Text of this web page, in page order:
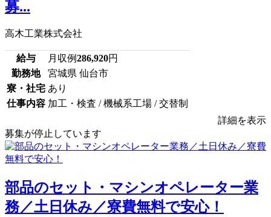
募...
高木工業株式会社
給与 月収例286,920円
勤務地
宮城県 仙台市
寮・社宅 あり
仕事内容 加工・検査 / 機械系工場 / 交替制
詳細を表示
募集が停止しています
部品のセット・マシンオペレーター業
務／土日休み／寮費無料で安心！